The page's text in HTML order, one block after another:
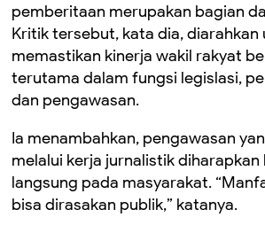
pemberitaan merupakan bagian
Kritik tersebut, kata dia, diarahkan
memastikan kinerja wakil rakyat
terutama dalam fungsi legislasi,
dan pengawasan.
Ia menambahkan, pengawasan
melalui kerja jurnalistik
langsung pada masyarakat.
bisa dirasakan publik,” katanya.